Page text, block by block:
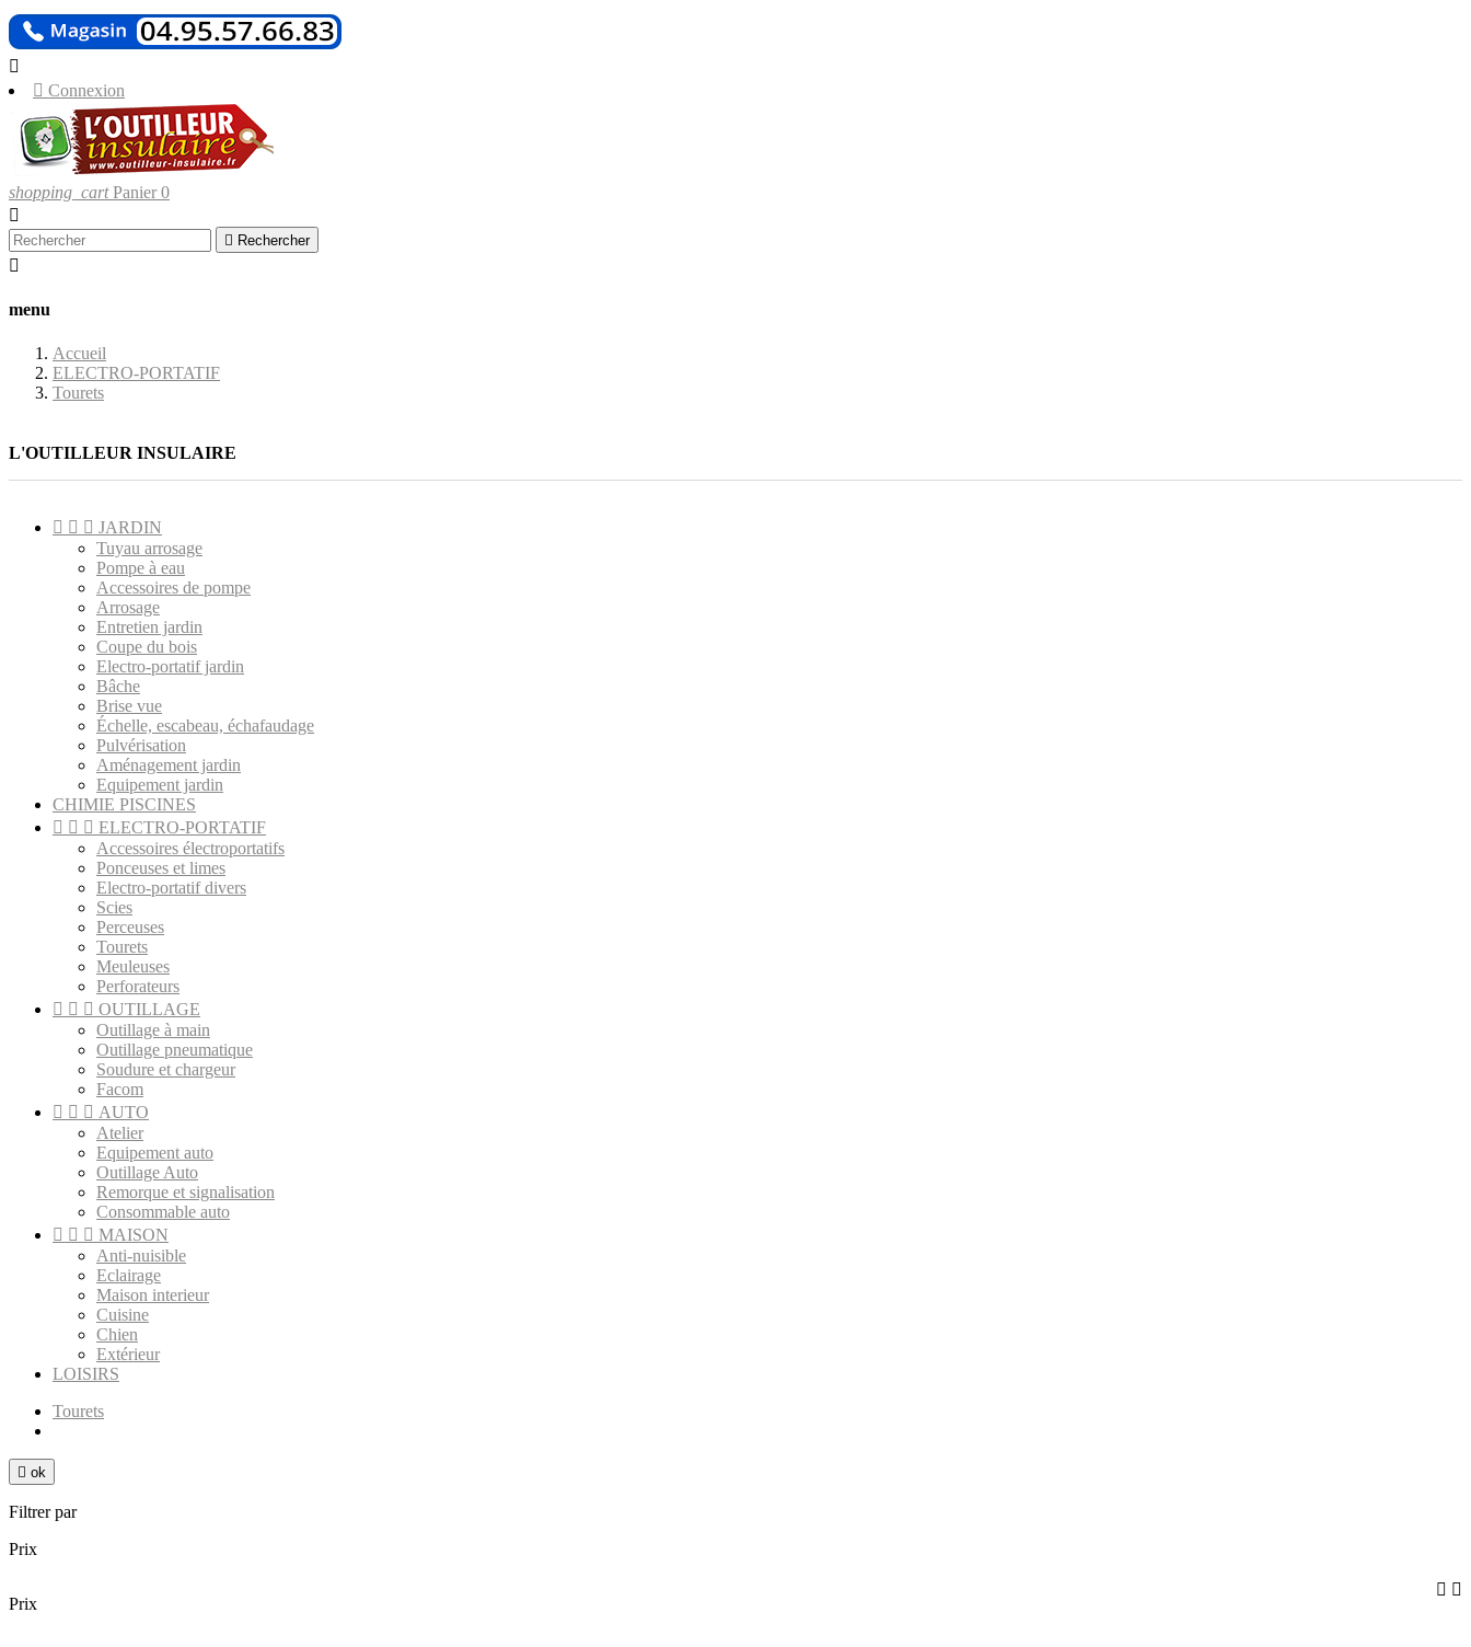

 Connexion
shopping_cart Panier 0

 Rechercher

menu
Accueil
ELECTRO-PORTATIF
Tourets
L'OUTILLEUR INSULAIRE
   JARDIN
Tuyau arrosage
Pompe à eau
Accessoires de pompe
Arrosage
Entretien jardin
Coupe du bois
Electro-portatif jardin
Bâche
Brise vue
Échelle, escabeau, échafaudage
Pulvérisation
Aménagement jardin
Equipement jardin
CHIMIE PISCINES
   ELECTRO-PORTATIF
Accessoires électroportatifs
Ponceuses et limes
Electro-portatif divers
Scies
Perceuses
Tourets
Meuleuses
Perforateurs
   OUTILLAGE
Outillage à main
Outillage pneumatique
Soudure et chargeur
Facom
   AUTO
Atelier
Equipement auto
Outillage Auto
Remorque et signalisation
Consommable auto
   MAISON
Anti-nuisible
Eclairage
Maison interieur
Cuisine
Chien
Extérieur
LOISIRS
Tourets
 ok
Filtrer par
Prix
Prix
 